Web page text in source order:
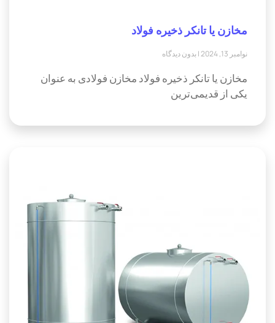
مخازن یا تانکر ذخیره فولاد
نوامبر 13, 2024 بدون دیدگاه
مخازن یا تانکر ذخیره فولاد مخازن فولادی به عنوان
یکی از قدیمی‌ترین